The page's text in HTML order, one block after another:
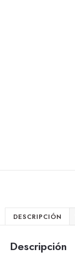
DESCRIPCIÓN
Descripción